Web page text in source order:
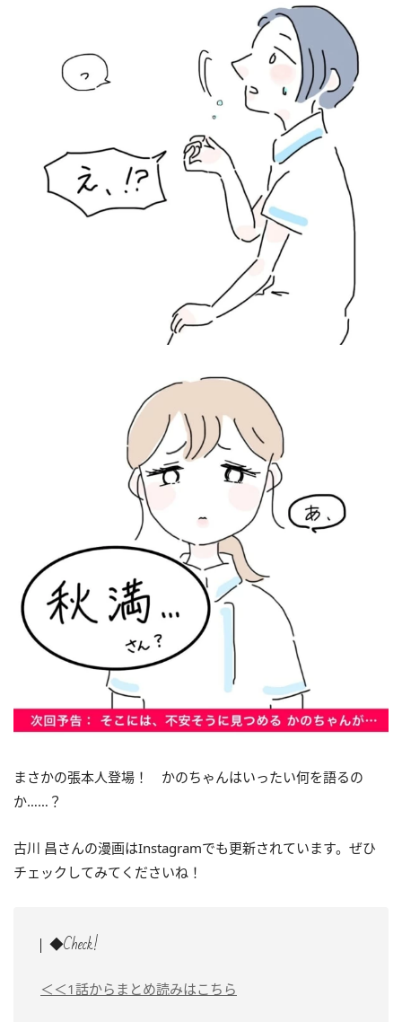
まさかの張本人登場！ かのちゃんはいったい何を語るの
か……？
古川 昌さんの漫画はInstagramでも更新されています。ぜひ
チェックしてみてくださいね！
◆Check!
＜＜1話からまとめ読みはこちら